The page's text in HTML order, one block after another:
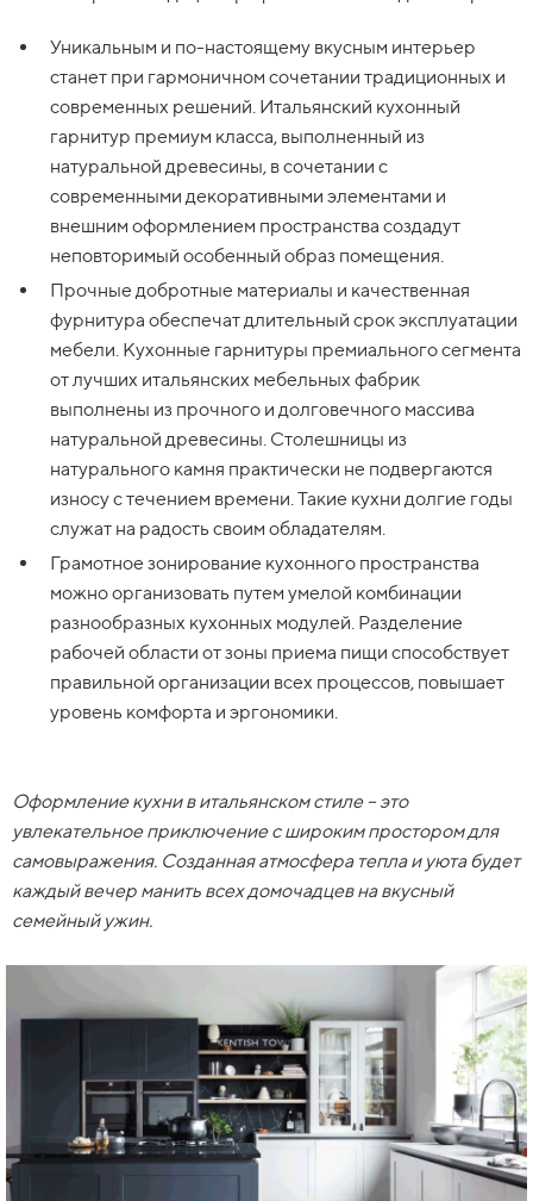
Уникальным и по-настоящему вкусным интерьер
станет при гармоничном сочетании традиционных и
современных решений. Итальянский кухонный
гарнитур премиум класса, выполненный из
натуральной древесины, в сочетании с
современными декоративными элементами и
внешним оформлением пространства создадут
неповторимый особенный образ помещения.
Прочные добротные материалы и качественная
фурнитура обеспечат длительный срок эксплуатации
мебели. Кухонные гарнитуры премиального сегмента
от лучших итальянских мебельных фабрик
выполнены из прочного и долговечного массива
натуральной древесины. Столешницы из
натурального камня практически не подвергаются
износу с течением времени. Такие кухни долгие годы
служат на радость своим обладателям.
Грамотное зонирование кухонного пространства
можно организовать путем умелой комбинации
разнообразных кухонных модулей. Разделение
рабочей области от зоны приема пищи способствует
правильной организации всех процессов, повышает
уровень комфорта и эргономики.
Оформление кухни в итальянском стиле – это
увлекательное приключение с широким простором для
самовыражения. Созданная атмосфера тепла и уюта будет
каждый вечер манить всех домочадцев на вкусный
семейный ужин.